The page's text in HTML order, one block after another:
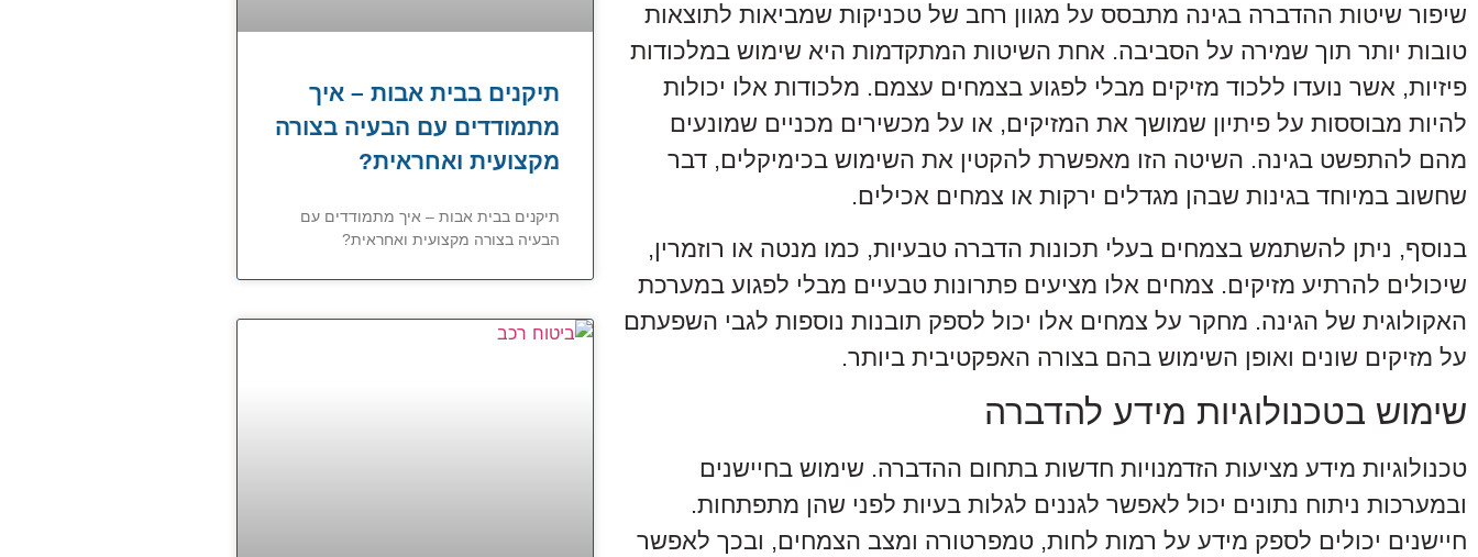
שיפור שיטות ההדברה בגינה מתבסס על מגוון רחב של טכניקות שמביאות לתוצאות
טובות יותר תוך שמירה על הסביבה. אחת השיטות המתקדמות היא שימוש במלכודות
פיזיות, אשר נועדו ללכוד מזיקים מבלי לפגוע בצמחים עצמם. מלכודות אלו יכולות
להיות מבוססות על פיתיון שמושך את המזיקים, או על מכשירים מכניים שמונעים
מהם להתפשט בגינה. השיטה הזו מאפשרת להקטין את השימוש בכימיקלים, דבר
שחשוב במיוחד בגינות שבהן מגדלים ירקות או צמחים אכילים.
בנוסף, ניתן להשתמש בצמחים בעלי תכונות הדברה טבעיות, כמו מנטה או רוזמרין,
שיכולים להרתיע מזיקים. צמחים אלו מציעים פתרונות טבעיים מבלי לפגוע במערכת
האקולוגית של הגינה. מחקר על צמחים אלו יכול לספק תובנות נוספות לגבי השפעתם
על מזיקים שונים ואופן השימוש בהם בצורה האפקטיבית ביותר.
שימוש בטכנולוגיות מידע להדברה
טכנולוגיות מידע מציעות הזדמנויות חדשות בתחום ההדברה. שימוש בחיישנים
ובמערכות ניתוח נתונים יכול לאפשר לגננים לגלות בעיות לפני שהן מתפתחות.
חיישנים יכולים לספק מידע על רמות לחות, טמפרטורה ומצב הצמחים, ובכך לאפשר
תיקנים בבית אבות – איך
מתמודדים עם הבעיה בצורה
מקצועית ואחראית?
תיקנים בבית אבות – איך מתמודדים עם
הבעיה בצורה מקצועית ואחראית?